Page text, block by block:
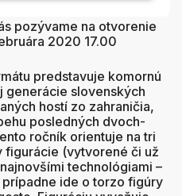
pozývame na otvorenie
2020 17.00
predstavuje komornú
generácie slovenských
hostí zo zahraničia,
posledných dvoch-
ročník orientuje na tri
figurácie (vytvorené či už
technológiami –
ide o torzo figúry